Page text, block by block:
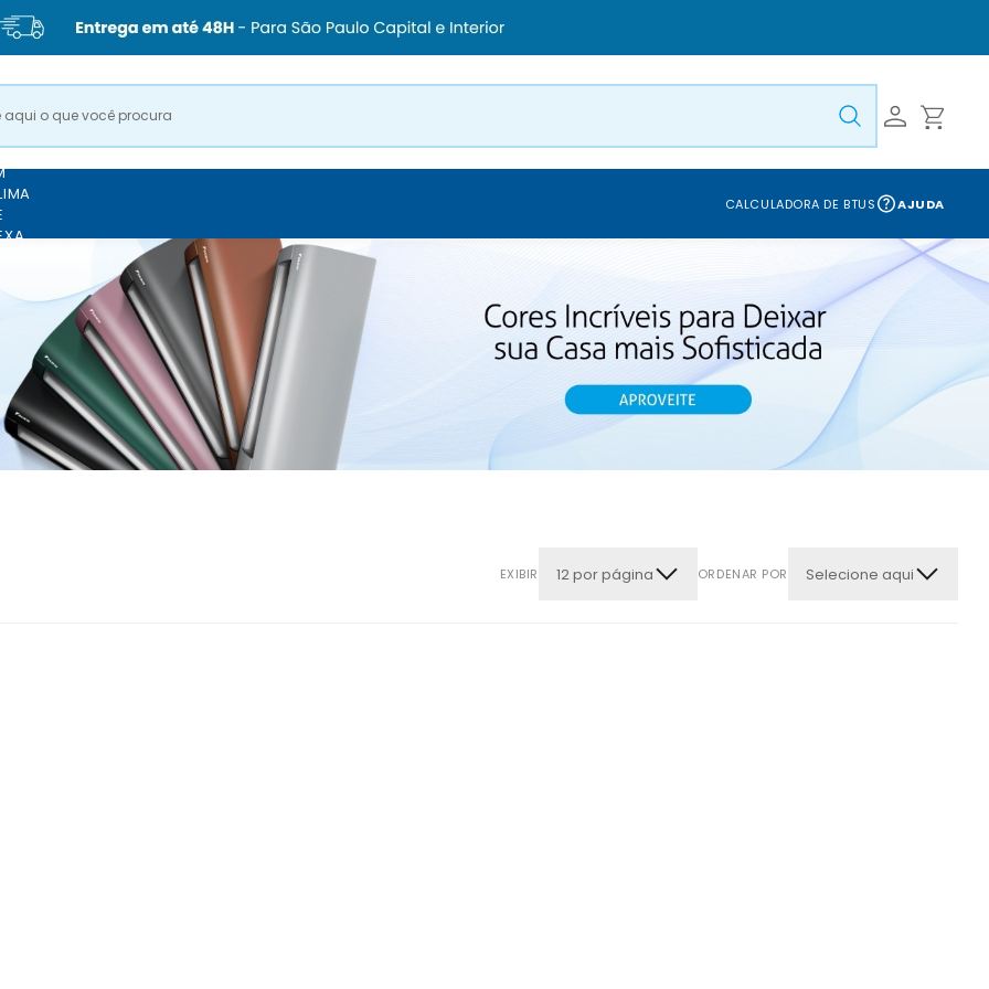
VER TODOS OS PRODUTOS
CALCULADORA DE BTUS AJUDA
EXIBIR 12 por página ORDENAR POR Selecione aqui